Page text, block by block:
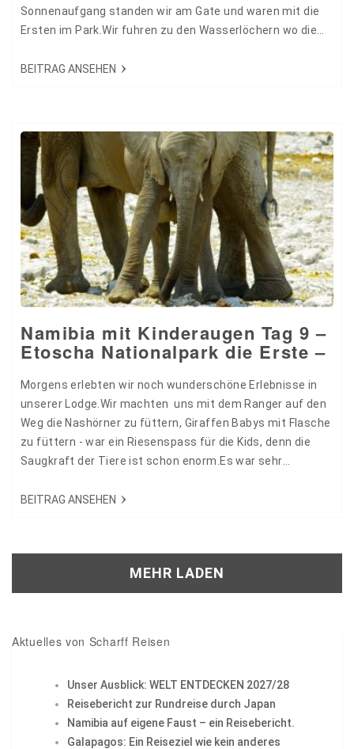
Sonnenaufgang standen wir am Gate und waren mit die
Ersten im Park.Wir fuhren zu den Wasserlöchern wo die
aber keinen Erfolg. Der Park war auch wie leer gefegt, wo
BEITRAG ANSEHEN
Namibia mit Kinderaugen Tag 9 –
Etoscha Nationalpark die Erste –
Morgens erlebten wir noch wunderschöne Erlebnisse in
unserer Lodge.Wir machten uns mit dem Ranger auf den
Weg die Nashörner zu füttern, Giraffen Babys mit Flasche
zu füttern - war ein Riesenspass für die Kids, denn die
Saugkraft der Tiere ist schon enorm.Es war sehr
Hier werden 5 Babyelefanten entwöhnt und wieder an die
BEITRAG ANSEHEN
MEHR LADEN
Aktuelles von Scharff Reisen
Unser Ausblick: WELT ENTDECKEN 2027/28
Reisebericht zur Rundreise durch Japan
Namibia auf eigene Faust – ein Reisebericht.
Galapagos: Ein Reiseziel wie kein anderes